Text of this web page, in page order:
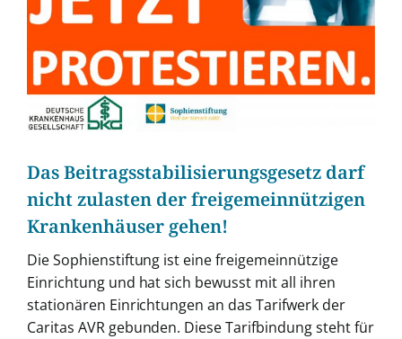
Das Beitragsstabilisierungsgesetz darf
nicht zulasten der freigemeinnützigen
Krankenhäuser gehen!
Die Sophienstiftung ist eine freigemeinnützige
Einrichtung und hat sich bewusst mit all ihren
stationären Einrichtungen an das Tarifwerk der
Caritas AVR gebunden. Diese Tarifbindung steht für